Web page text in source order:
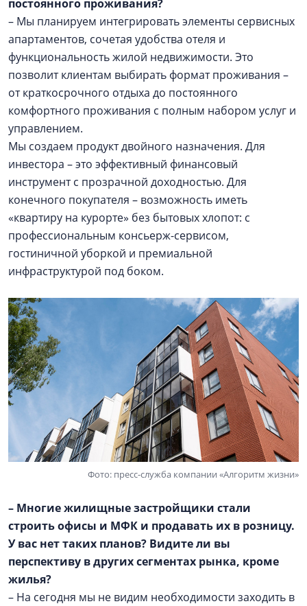
постоянного проживания?
– Мы планируем интегрировать элементы сервисных
апартаментов, сочетая удобства отеля и
функциональность жилой недвижимости. Это
позволит клиентам выбирать формат проживания –
от краткосрочного отдыха до постоянного
комфортного проживания с полным набором услуг и
управлением.
Мы создаем продукт двойного назначения. Для
инвестора – это эффективный финансовый
инструмент с прозрачной доходностью. Для
конечного покупателя – возможность иметь
«квартиру на курорте» без бытовых хлопот: с
профессиональным консьерж-сервисом,
гостиничной уборкой и премиальной
инфраструктурой под боком.
Фото: пресс-служба компании «Алгоритм жизни»
– Многие жилищные застройщики стали
строить офисы и МФК и продавать их в розницу.
У вас нет таких планов? Видите ли вы
перспективу в других сегментах рынка, кроме
жилья?
– На сегодня мы не видим необходимости заходить в